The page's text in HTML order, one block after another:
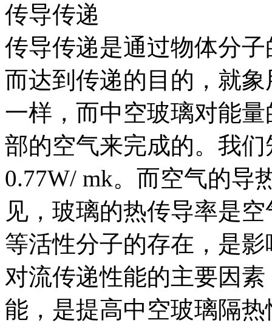
传导传递
传导传递是通过物体分
而达到传递的目的，就
一样，而中空玻璃对能
部的空气来完成的。我
0.77W/ mk。而空气的导
见，玻璃的热传导率是
等活性分子的存在，是
对流传递性能的主要因
能，是提高中空玻璃隔